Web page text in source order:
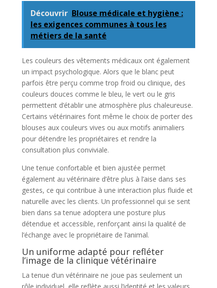
Découvrir Blouse médicale et hygiène :
les exigences communes à tous les
métiers de la santé
Les couleurs des vêtements médicaux ont également
un impact psychologique. Alors que le blanc peut
parfois être perçu comme trop froid ou clinique, des
couleurs douces comme le bleu, le vert ou le gris
permettent d’établir une atmosphère plus chaleureuse.
Certains vétérinaires font même le choix de porter des
blouses aux couleurs vives ou aux motifs animaliers
pour détendre les propriétaires et rendre la
consultation plus conviviale.
Une tenue confortable et bien ajustée permet
également au vétérinaire d’être plus à l’aise dans ses
gestes, ce qui contribue à une interaction plus fluide et
naturelle avec les clients. Un professionnel qui se sent
bien dans sa tenue adoptera une posture plus
détendue et accessible, renforçant ainsi la qualité de
l’échange avec le propriétaire de l’animal.
Un uniforme adapté pour refléter
l’image de la clinique vétérinaire
La tenue d’un vétérinaire ne joue pas seulement un